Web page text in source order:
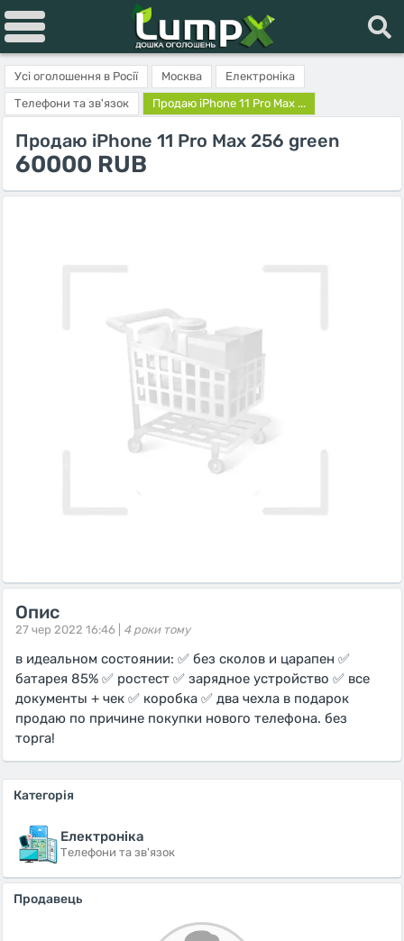
Усі оголошення в Росії Москва
Електроніка
Телефони та зв'язок
Продаю iPhone 11 Pro Max ...
Продаю iPhone 11 Pro Max 256 green
60000 RUB
Опис
27 чер 2022 16:46 | 4 роки тому
в идеальном состоянии: ✅ без сколов и царапен ✅
батарея 85% ✅ ростест ✅ зарядное устройство ✅ все
документы + чек ✅ коробка ✅ два чехла в подарок
продаю по причине покупки нового телефона. без
торга!
Категорія
Електроніка
Телефони та зв'язок
Продавець